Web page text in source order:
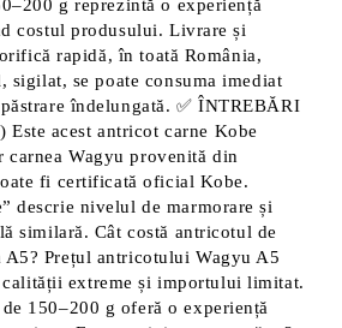
g reprezintă o experiență
costul produsului. Livrare și
rapidă, în toată România,
sigilat, se poate consuma imediat
îndelungată. ✅ ÎNTREBĂRI
Este acest antricot carne Kobe
carnea Wagyu provenită din
fi certificată oficial Kobe.
descrie nivelul de marmorare și
similară. Cât costă antricotul de
A5? Prețul antricotului Wagyu A5
extreme și importului limitat.
150–200 g oferă o experiență